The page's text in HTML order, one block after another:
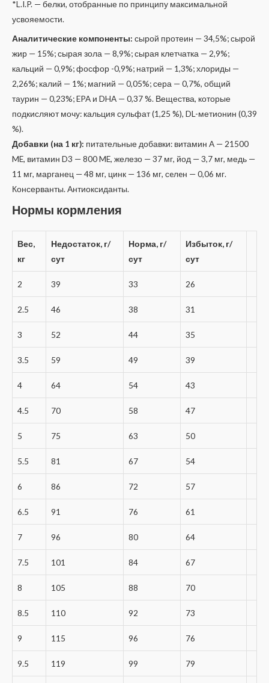
*L.I.P. — белки, отобранные по принципу максимальной
усвояемости.
Аналитические компоненты: сырой протеин — 34,5%; сырой
жир — 15%; сырая зола — 8,9%; сырая клетчатка — 2,9%;
кальций — 0,9%; фосфор -0,9%; натрий — 1,3%; хлориды —
2,26%; калий — 1%; магний — 0,05%; сера — 0,7%, общий
таурин — 0,23%; EPA и DHA — 0,37 %. Вещества, которые
подкисляют мочу: кальция сульфат (1,25 %), DL-метионин (0,39
%).
Добавки (на 1 кг): питательные добавки: витамин A — 21500
ME, витамин D3 — 800 ME, железо — 37 мг, йод — 3,7 мг, медь —
11 мг, марганец — 48 мг, цинк — 136 мг, сeлeн — 0,06 мг.
Консерванты. Антиоксиданты.
Нормы кормления
Вес,
кг
Недостаток, г/
сут
Норма, г/
сут
Избыток, г/
сут
2 39 33 26
2.5 46 38 31
3 52 44 35
3.5 59 49 39
4 64 54 43
4.5 70 58 47
5 75 63 50
5.5 81 67 54
6 86 72 57
6.5 91 76 61
7 96 80 64
7.5 101 84 67
8 105 88 70
8.5 110 92 73
9 115 96 76
9.5 119 99 79